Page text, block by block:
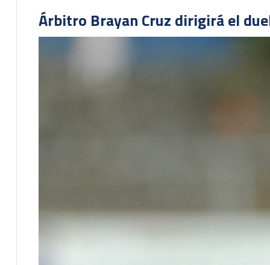
Árbitro Brayan Cruz dirigirá el